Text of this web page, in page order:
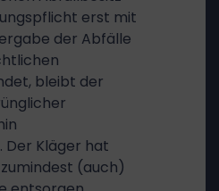
erst mit
der Abfälle
bleibt der
Der Kläger hat
(auch)